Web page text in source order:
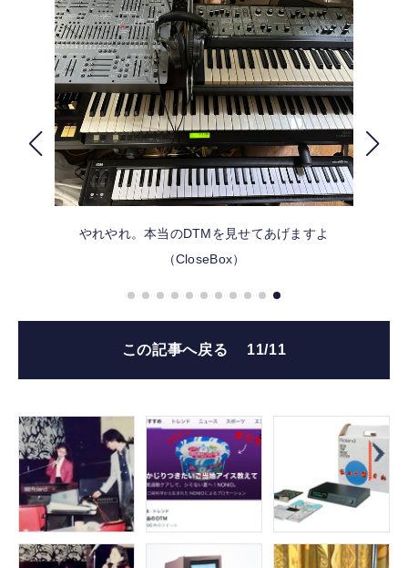
カルチャー
公式ストア
FOLLOW US
やれやれ。本当のDTMを見せてあげますよ
（CloseBox）
この記事へ戻る 11/11